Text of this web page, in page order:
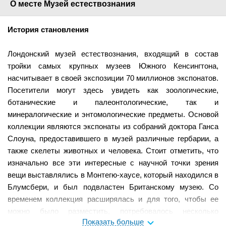
О месте Музей естествознания
История становления
Лондонский музей естествознания, входящий в состав
тройки самых крупных музеев Южного Кенсингтона,
насчитывает в своей экспозиции 70 миллионов экспонатов.
Посетители могут здесь увидеть как зоологические,
ботанические и палеонтологические, так и
минералогические и энтомологические предметы. Основой
коллекции являются экспонаты из собраний доктора Ганса
Слоуна, предоставившего в музей различные гербарии, а
также скелеты животных и человека. Стоит отметить, что
изначально все эти интересные с научной точки зрения
вещи выставлялись в Монтегю-хаусе, который находился в
Блумсбери, и был подвластен Британскому музею. Со
временем коллекция расширялась и для того, чтобы ее
можно было разместить, потребовалось несколько
большее пространство. Занятые архитектурным проектом
Показать больше